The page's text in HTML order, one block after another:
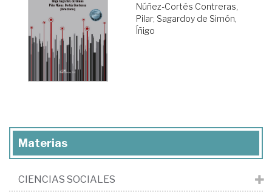
Núñez-Cortés Contreras,
Pilar; Sagardoy de Simón,
Íñigo
Materias
CIENCIAS SOCIALES